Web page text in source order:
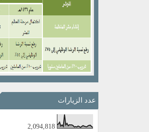
عدد الزيارات
2,094,818